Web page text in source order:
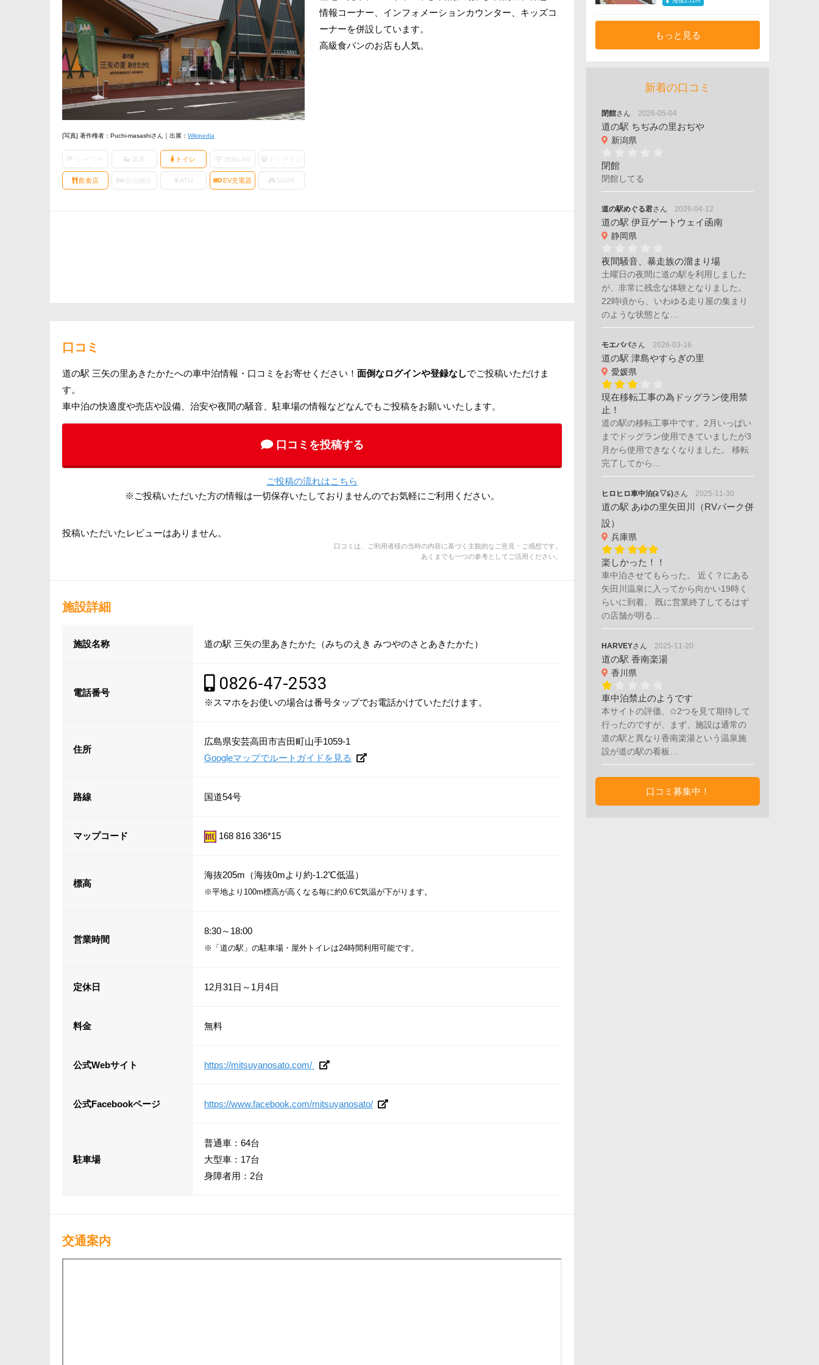
[写真] 著作権者：Puchi-masashiさん｜出展： Wikipedia
トイレ 無線LAN ドッグラン
飲食店 宿泊施設 ATM EV充電器 SA/PA
情報コーナー、インフォメーションカウンター、キッズコ
ーナーを併設しています。
高級食パンのお店も人気。
口コミ
道の駅 三矢の里あきたかたへの車中泊情報・口コミをお寄せください！ 面倒なログインや登録なしでご投稿いただけま
す。
車中泊の快適度や売店や設備、治安や夜間の騒音、駐車場の情報などなんでもご投稿をお願いいたします。
口コミを投稿する
ご投稿の流れはこちら
※ご投稿いただいた方の情報は一切保存いたしておりませんのでお気軽にご利用ください。
投稿いただいたレビューはありません。
口コミは、ご利用者様の当時の内容に基づく主観的なご意見・ご感想です。
あくまでも一つの参考としてご活用ください。
施設詳細
施設名称 道の駅 三矢の里あきたかた（みちのえき みつやのさとあきたかた）
電話番号 0826-47-2533
※スマホをお使いの場合は番号タップでお電話かけていただけます。
住所
広島県安芸高田市吉田町山手1059-1
Googleマップでルートガイドを見る
路線 国道54号
マップコード 168 816 336*15
標高
海抜205m（海抜0mより約-1.2℃低温）
※平地より100m標高が高くなる毎に約0.6℃気温が下がります。
営業時間
8:30～18:00
※「道の駅」の駐車場・屋外トイレは24時間利用可能です。
定休日 12月31日～1月4日
料金 無料
公式Webサイト https://mitsuyanosato.com/
公式Facebookページ https://www.facebook.com/mitsuyanosato/
駐車場
普通車：64台
大型車：17台
身障者用：2台
交通案内
もっと見る
新着の口コミ
閉館さん 2026-05-04
道の駅 ちぢみの里おぢや
新潟県
閉館
閉館してる
道の駅めぐる君さん 2026-04-12
道の駅 伊豆ゲートウェイ函南
静岡県
夜間騒音、暴走族の溜まり場
土曜日の夜間に道の駅を利用しました
が、非常に残念な体験となりました。
22時頃から、いわゆる走り屋の集まり
のような状態とな…
モエパパさん 2026-03-16
道の駅 津島やすらぎの里
愛媛県
現在移転工事の為ドッグラン使用禁
止！
道の駅の移転工事中です。2月いっぱい
までドッグラン使用できていましたが3
月から使用できなくなりました。 移転
完了してから…
ヒロヒロ車中泊(≧▽≦)さん 2025-11-30
道の駅 あゆの里矢田川（RVパーク併
設）
兵庫県
楽しかった！！
車中泊させてもらった。 近く？にある
矢田川温泉に入ってから向かい19時く
らいに到着。 既に営業終了してるはず
の店舗が明る…
HARVEYさん 2025-11-20
道の駅 香南楽湯
香川県
車中泊禁止のようです
本サイトの評価、✩2つを見て期待して
行ったのですが、まず、施設は通常の
道の駅と異なり香南楽湯という温泉施
設が道の駅の看板…
口コミ募集中！